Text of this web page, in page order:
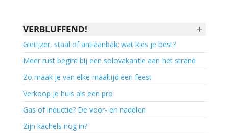
+
VERBLUFFEND!
Gietijzer, staal of antiaanbak: wat kies je best?
Meer rust begint bij een solovakantie aan het strand
Zo maak je van elke maaltijd een feest
Verkoop je huis als een pro
Gas of inductie? De voor- en nadelen
Zijn kachels nog in?